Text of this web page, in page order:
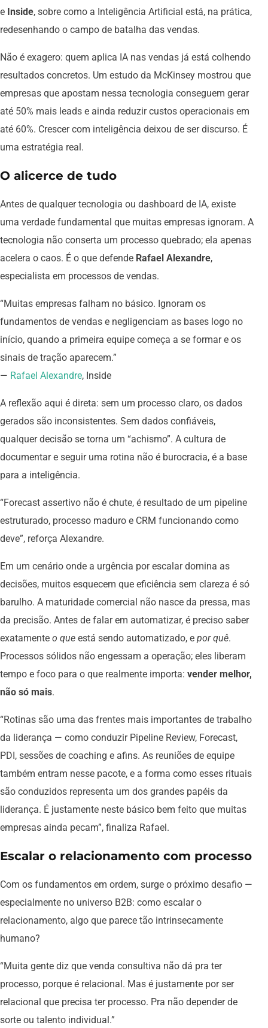
e Inside, sobre como a Inteligência Artificial está, na prática,
redesenhando o campo de batalha das vendas.
Não é exagero: quem aplica IA nas vendas já está colhendo
resultados concretos. Um estudo da McKinsey mostrou que
empresas que apostam nessa tecnologia conseguem gerar
até 50% mais leads e ainda reduzir custos operacionais em
até 60%. Crescer com inteligência deixou de ser discurso. É
uma estratégia real.
O alicerce de tudo
Antes de qualquer tecnologia ou dashboard de IA, existe
uma verdade fundamental que muitas empresas ignoram. A
tecnologia não conserta um processo quebrado; ela apenas
acelera o caos. É o que defende Rafael Alexandre,
especialista em processos de vendas.
“Muitas empresas falham no básico. Ignoram os
fundamentos de vendas e negligenciam as bases logo no
início, quando a primeira equipe começa a se formar e os
sinais de tração aparecem.”
— Rafael Alexandre, Inside
A reflexão aqui é direta: sem um processo claro, os dados
gerados são inconsistentes. Sem dados confiáveis,
qualquer decisão se torna um “achismo”. A cultura de
documentar e seguir uma rotina não é burocracia, é a base
para a inteligência.
“Forecast assertivo não é chute, é resultado de um pipeline
estruturado, processo maduro e CRM funcionando como
deve”, reforça Alexandre.
Em um cenário onde a urgência por escalar domina as
decisões, muitos esquecem que eficiência sem clareza é só
barulho. A maturidade comercial não nasce da pressa, mas
da precisão. Antes de falar em automatizar, é preciso saber
exatamente o que está sendo automatizado, e por quê.
Processos sólidos não engessam a operação; eles liberam
tempo e foco para o que realmente importa: vender melhor,
não só mais.
“Rotinas são uma das frentes mais importantes de trabalho
da liderança — como conduzir Pipeline Review, Forecast,
PDI, sessões de coaching e afins. As reuniões de equipe
também entram nesse pacote, e a forma como esses rituais
são conduzidos representa um dos grandes papéis da
liderança. É justamente neste básico bem feito que muitas
empresas ainda pecam”, finaliza Rafael.
Escalar o relacionamento com processo
Com os fundamentos em ordem, surge o próximo desafio —
especialmente no universo B2B: como escalar o
relacionamento, algo que parece tão intrinsecamente
humano?
“Muita gente diz que venda consultiva não dá pra ter
processo, porque é relacional. Mas é justamente por ser
relacional que precisa ter processo. Pra não depender de
sorte ou talento individual.”